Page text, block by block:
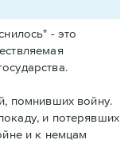
- это
помнивших войну.
и потерявших
и к немцам